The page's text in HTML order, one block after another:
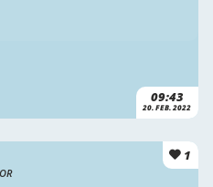
09:43
20. FEB. 2022
1